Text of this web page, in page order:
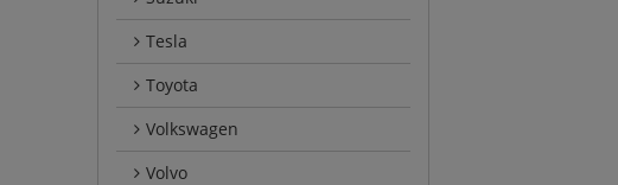
Tesla
Toyota
Volkswagen
Volvo